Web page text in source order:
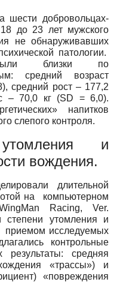
шести добровольцах-
до 23 лет мужского
не обнаруживавших
патологии.
близки по
средний возраст
средний рост – 177,2
– 70,0 кг (SD = 6,0).
напитков
слепого контроля.
и
вождения.
длительной
на компьютерном
Racing, Ver.
утомления и
приемом исследуемых
контрольные
средняя
«трассы») и
«повреждения